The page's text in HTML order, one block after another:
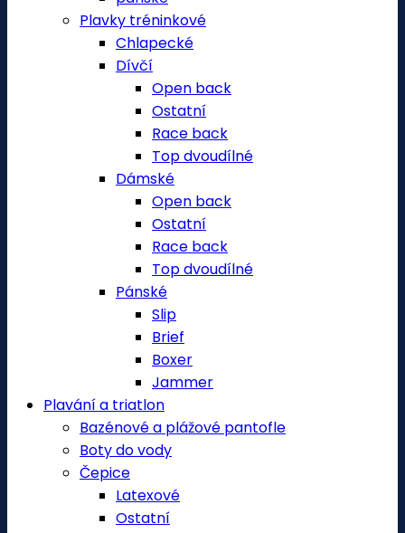
Plavky tréninkové
Chlapecké
Dívčí
Open back
Ostatní
Race back
Top dvoudílné
Dámské
Open back
Ostatní
Race back
Top dvoudílné
Pánské
Slip
Brief
Boxer
Jammer
Plavání a triatlon
Bazénové a plážové pantofle
Boty do vody
Čepice
Latexové
Ostatní